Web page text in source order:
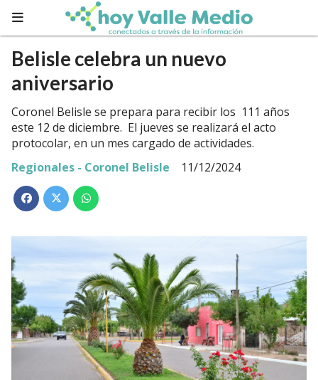
Belisle celebra un nuevo
aniversario
Coronel Belisle se prepara para recibir los 111 años
este 12 de diciembre. El jueves se realizará el acto
protocolar, en un mes cargado de actividades.
Regionales - Coronel Belisle
11/12/2024